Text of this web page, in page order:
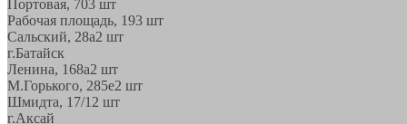
Портовая, 703 шт
Рабочая площадь, 193 шт
Сальский, 28a2 шт
г.Батайск
Ленина, 168а2 шт
М.Горького, 285е2 шт
Шмидта, 17/1 2 шт
г.Аксай